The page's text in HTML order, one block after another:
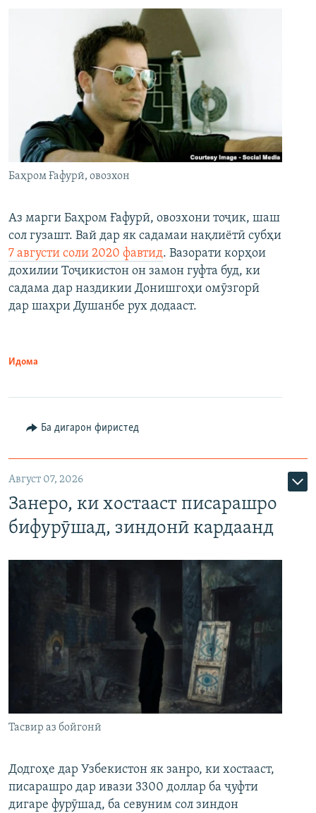
Баҳром Ғафурӣ, овозхон
Аз марги Баҳром Ғафурӣ, овозхони тоҷик, шаш
сол гузашт. Вай дар як садамаи нақлиётӣ субҳи
7 августи соли 2020 фавтид. Вазорати корҳои
дохилии Тоҷикистон он замон гуфта буд, ки
садама дар наздикии Донишгоҳи омӯзгорӣ
дар шаҳри Душанбе рух додааст.
Идома
Ба дигарон фиристед
Август 07, 2026
Занеро, ки хостааст писарашро
бифурӯшад, зиндонӣ кардаанд
Тасвир аз бойгонӣ
Додгоҳе дар Узбекистон як занро, ки хостааст,
писарашро дар ивази 3300 доллар ба ҷуфти
дигаре фурӯшад, ба севуним сол зиндон